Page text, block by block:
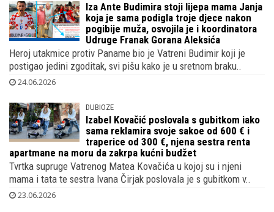
Iza Ante Budimira stoji lijepa mama Janja
koja je sama podigla troje djece nakon
pogibije muža, osvojila je i koordinatora
Udruge Franak Gorana Aleksića
Heroj utakmice protiv Paname bio je Vatreni Budimir koji je
postigao jedini zgoditak, svi pišu kako je u sretnom braku..
24.06.2026
DUBIOZE
Izabel Kovačić poslovala s gubitkom iako
sama reklamira svoje sakoe od 600 € i
traperice od 300 €, njena sestra renta
apartmane na moru da zakrpa kućni budžet
Tvrtka supruge Vatrenog Matea Kovačića u kojoj su i njeni
mama i tata te sestra Ivana Čirjak poslovala je s gubitkom v..
23.06.2026